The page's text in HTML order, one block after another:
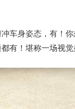
车身姿态，有！
有！堪称一场视觉